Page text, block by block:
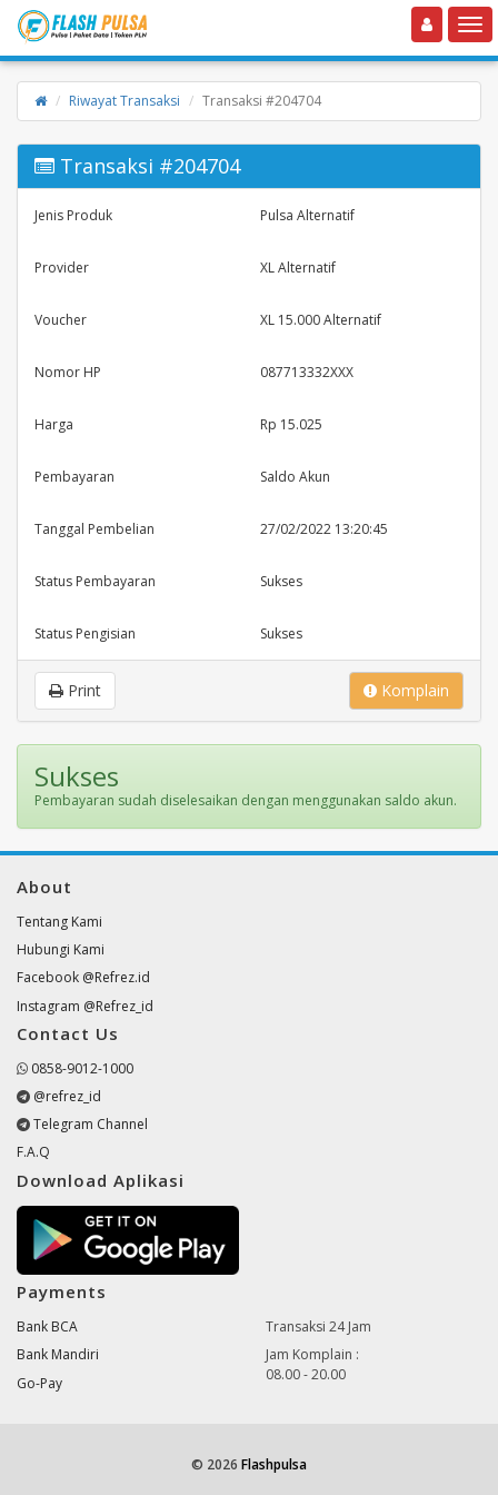
Toggle navigation
Riwayat Transaksi Transaksi #204704
Transaksi #204704
Jenis Produk Pulsa Alternatif
Provider XL Alternatif
Voucher XL 15.000 Alternatif
Nomor HP 087713332XXX
Harga Rp 15.025
Pembayaran Saldo Akun
Tanggal Pembelian 27/02/2022 13:20:45
Status Pembayaran Sukses
Status Pengisian Sukses
Komplain
Print
Sukses
Pembayaran sudah diselesaikan dengan menggunakan saldo akun.
About
Tentang Kami
Hubungi Kami
Facebook @Refrez.id
Instagram @Refrez_id
Contact Us
0858-9012-1000
@refrez_id
Telegram Channel
F.A.Q
Download Aplikasi
Payments
Bank BCA
Bank Mandiri
Go-Pay
Transaksi 24 Jam
Jam Komplain :
08.00 - 20.00
© 2026 Flashpulsa